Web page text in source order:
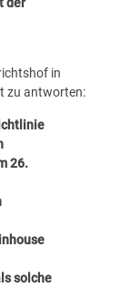
in
zu antworten:
26.
solche